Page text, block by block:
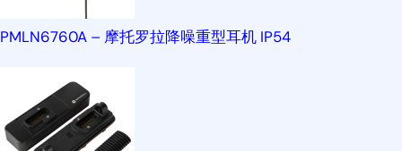
PMLN6760A – 摩托罗拉降噪重型耳机 IP54